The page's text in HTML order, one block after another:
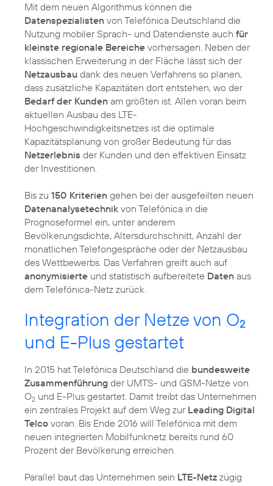
Mit dem neuen Algorithmus können die
Datenspezialisten von Telefónica Deutschland die
Nutzung mobiler Sprach- und Datendienste auch für
kleinste regionale Bereiche vorhersagen. Neben der
klassischen Erweiterung in der Fläche lässt sich der
Netzausbau dank des neuen Verfahrens so planen,
dass zusätzliche Kapazitäten dort entstehen, wo der
Bedarf der Kunden am größten ist. Allen voran beim
aktuellen Ausbau des LTE-
Hochgeschwindigkeitsnetzes ist die optimale
Kapazitätsplanung von großer Bedeutung für das
Netzerlebnis der Kunden und den effektiven Einsatz
der Investitionen.
Bis zu 150 Kriterien gehen bei der ausgefeilten neuen
Datenanalysetechnik von Telefónica in die
Prognoseformel ein, unter anderem
Bevölkerungsdichte, Altersdurchschnitt, Anzahl der
monatlichen Telefongespräche oder der Netzausbau
des Wettbewerbs. Das Verfahren greift auch auf
anonymisierte und statistisch aufbereitete Daten aus
dem Telefónica-Netz zurück.
Integration der Netze von O2
und E-Plus gestartet
In 2015 hat Telefónica Deutschland die bundesweite
Zusammenführung der UMTS- und GSM-Netze von
O2 und E-Plus gestartet. Damit treibt das Unternehmen
ein zentrales Projekt auf dem Weg zur Leading Digital
Telco voran. Bis Ende 2016 will Telefónica mit dem
neuen integrierten Mobilfunknetz bereits rund 60
Prozent der Bevölkerung erreichen.
Parallel baut das Unternehmen sein LTE-Netz zügig